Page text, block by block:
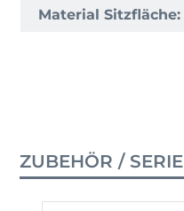
Material Sitzfläche:
ZUBEHÖR / SERIE